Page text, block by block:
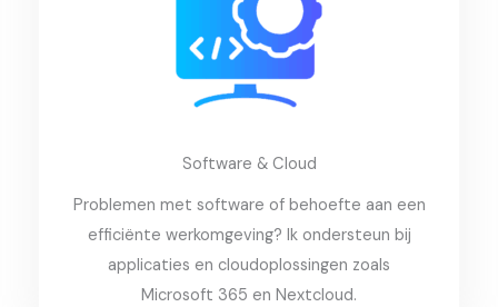
Software & Cloud
Problemen met software of behoefte aan een
efficiënte werkomgeving? Ik ondersteun bij
applicaties en cloudoplossingen zoals
Microsoft 365 en Nextcloud.